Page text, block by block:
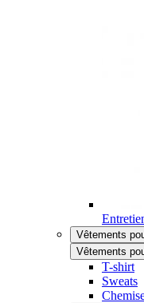
Vêtements
Vêtements
T-shirt
Sweats